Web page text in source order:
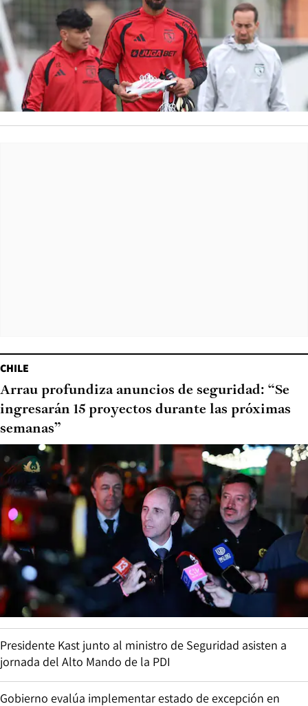
CHILE
Arrau profundiza anuncios de seguridad: “Se
ingresarán 15 proyectos durante las próximas
semanas”
Presidente Kast junto al ministro de Seguridad asisten a
jornada del Alto Mando de la PDI
Gobierno evalúa implementar estado de excepción en